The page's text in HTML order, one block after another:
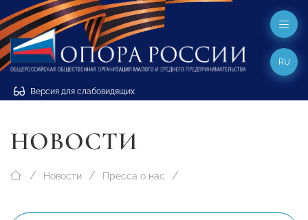
Версия для слабовидящих
RU
НОВОСТИ
Новости Пресса о нас